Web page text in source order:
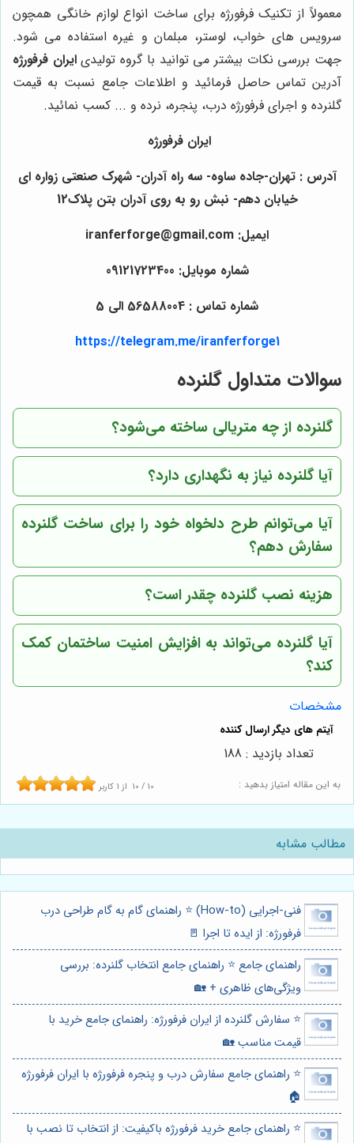
معمولاً از تکنیک فرفورژه برای ساخت انواع لوازم خانگی همچون
سرویس های خواب، لوستر، مبلمان و غیره استفاده می شود.
جهت بررسی نکات بیشتر می توانید با گروه تولیدیایران فرفورژه
آدرین تماس حاصل فرمائید و اطلاعات جامع نسبت به قیمت
گلنرده و اجرای فرفورژه درب، پنجره، نرده و ... کسب نمائید.
ایران فرفورژه
آدرس : تهران-جاده ساوه- سه راه آدران- شهرک صنعتی زواره ای
خیابان دهم- نبش رو به روی آدران بتن پلاک12
ایمیل: iranferforge@gmail.com
شماره موبایل: 09121723400
شماره تماس : 56588004 الی 5
https://telegram.me/iranferforge1
سوالات متداول گلنرده
گلنرده از چه متریالی ساخته می‌شود؟
آیا گلنرده نیاز به نگهداری دارد؟
آیا می‌توانم طرح دلخواه خود را برای ساخت گلنرده
سفارش دهم؟
هزینه نصب گلنرده چقدر است؟
آیا گلنرده می‌تواند به افزایش امنیت ساختمان کمک
کند؟
مشخصات
به این مقاله امتیاز بدهید : 10 / 10 از 1 کاربر
تعداد بازدید : 188
مطالب مشابه
فنی-اجرایی (How-to) ⭐️ راهنمای گام به گام طراحی درب
فرفورژه: از ایده تا اجرا 🚪
راهنمای جامع ⭐️ راهنمای جامع انتخاب گلنرده: بررسی
ویژگی‌های ظاهری + 🏡
⭐️ سفارش گلنرده از ایران فرفورژه: راهنمای جامع خرید با
قیمت مناسب 🏡
⭐️ راهنمای جامع سفارش درب و پنجره فرفورژه با ایران فرفورژه
🏠
⭐️ راهنمای جامع خرید فرفورژه باکیفیت: از انتخاب تا نصب با